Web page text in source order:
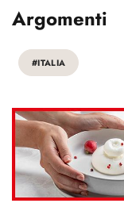
Argomenti
#ITALIA